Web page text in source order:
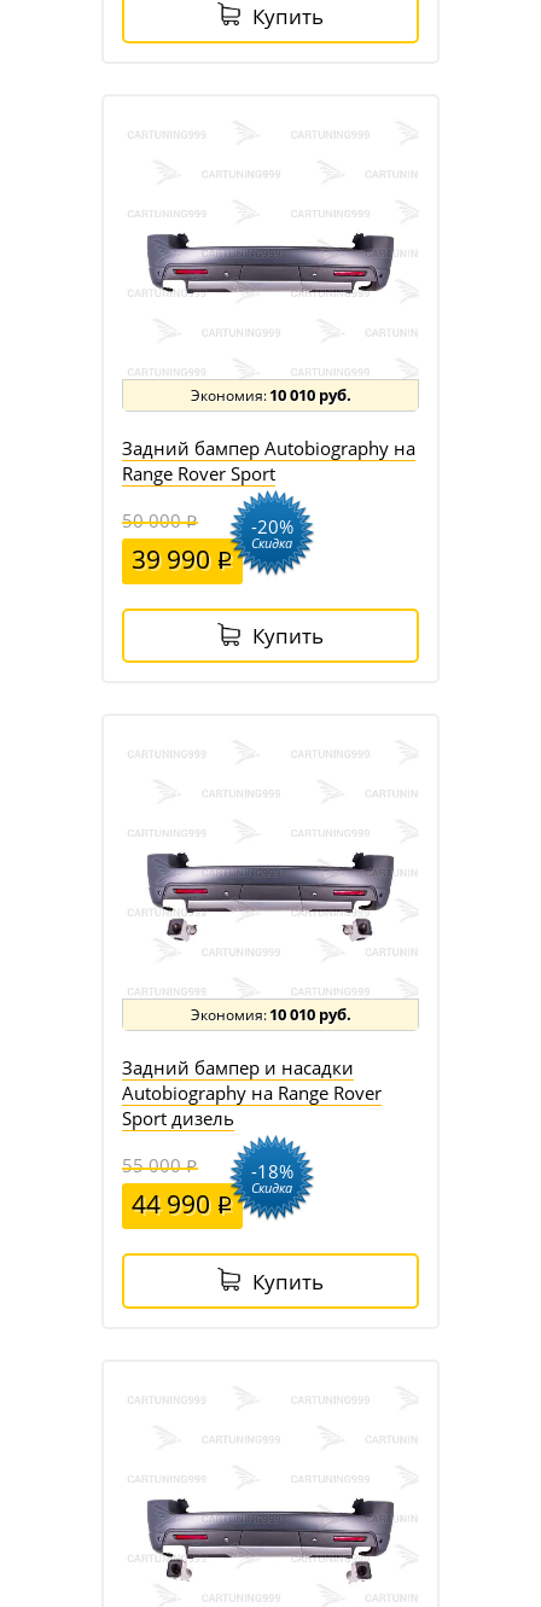
Купить
10 010 руб.
Задний бампер Autobiography на
Range Rover Sport
50 000
39 990
-20%
Скидка
Купить
10 010 руб.
Задний бампер и насадки
Autobiography на Range Rover
Sport дизель
55 000
44 990
-18%
Скидка
Купить